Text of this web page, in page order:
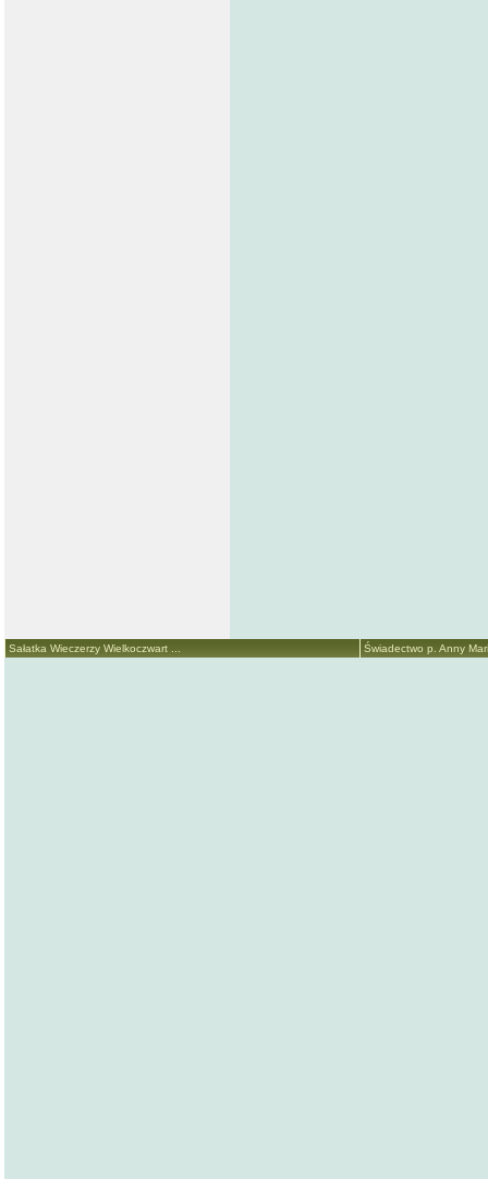
Sałatka Wieczerzy Wielkoczwart ... Świadectwo p. Anny